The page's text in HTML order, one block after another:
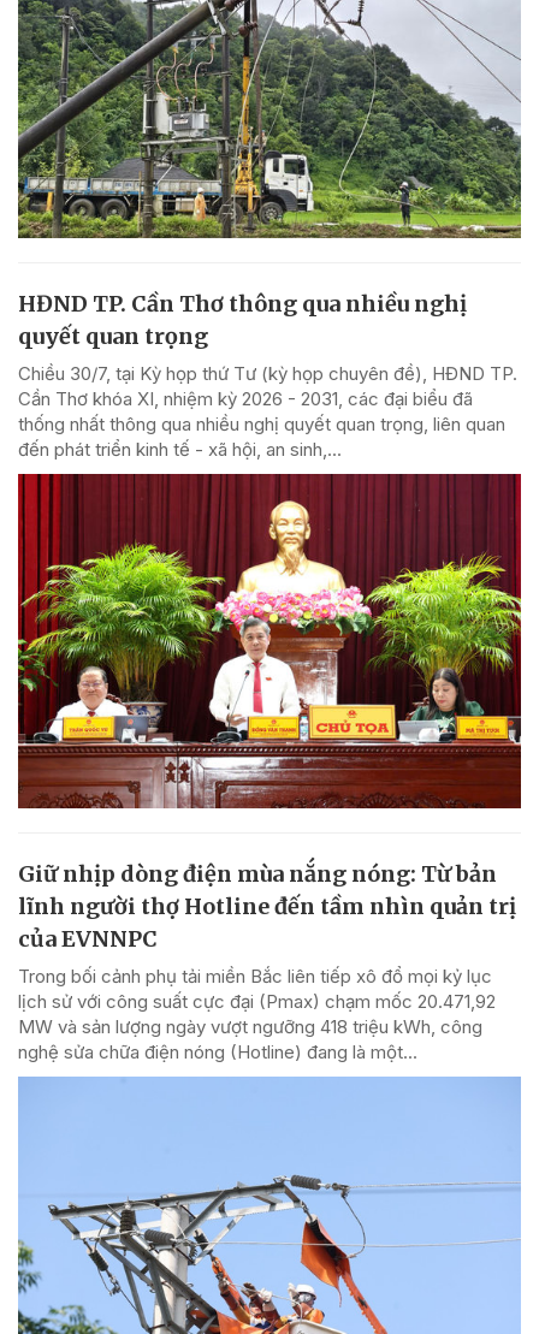
HĐND TP. Cần Thơ thông qua nhiều nghị
quyết quan trọng
Chiều 30/7, tại Kỳ họp thứ Tư (kỳ họp chuyên đề), HĐND TP.
Cần Thơ khóa XI, nhiệm kỳ 2026 - 2031, các đại biểu đã
thống nhất thông qua nhiều nghị quyết quan trọng, liên quan
đến phát triển kinh tế - xã hội, an sinh,...
Giữ nhịp dòng điện mùa nắng nóng: Từ bản
lĩnh người thợ Hotline đến tầm nhìn quản trị
của EVNNPC
Trong bối cảnh phụ tải miền Bắc liên tiếp xô đổ mọi kỷ lục
lịch sử với công suất cực đại (Pmax) chạm mốc 20.471,92
MW và sản lượng ngày vượt ngưỡng 418 triệu kWh, công
nghệ sửa chữa điện nóng (Hotline) đang là một...